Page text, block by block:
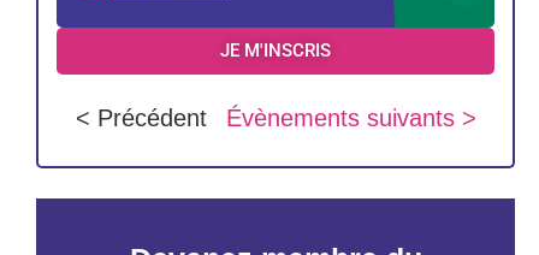
JE M'INSCRIS
< Précédent Évènements suivants >